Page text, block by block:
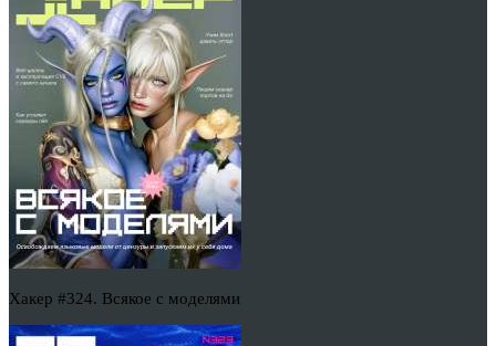
Хакер #324. Всякое с моделями